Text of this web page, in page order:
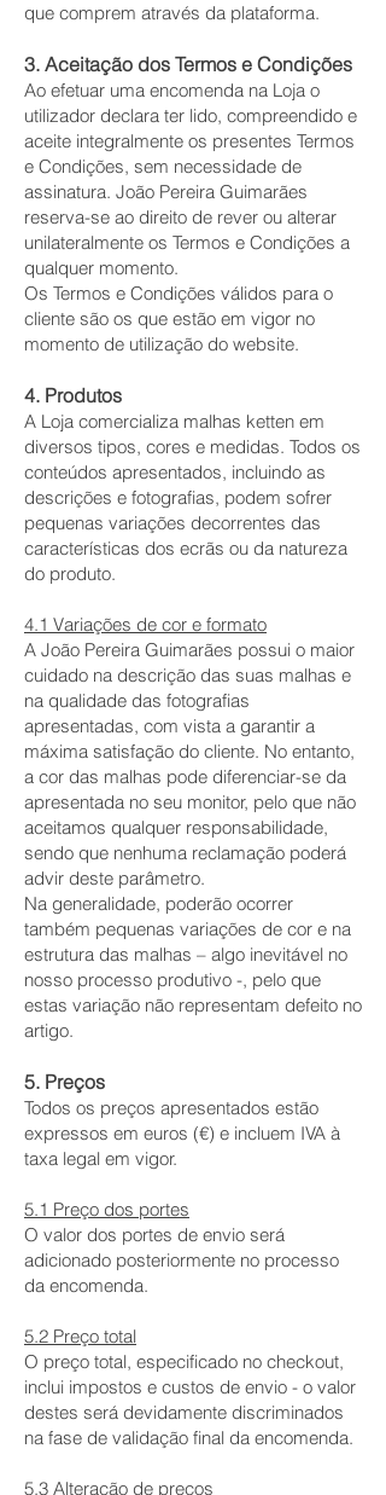
que comprem através da plataforma.
3. Aceitação dos Termos e Condições
Ao efetuar uma encomenda na Loja o
utilizador declara ter lido, compreendido e
aceite integralmente os presentes Termos
e Condições, sem necessidade de
assinatura. João Pereira Guimarães
reserva-se ao direito de rever ou alterar
unilateralmente os Termos e Condições a
qualquer momento.
Os Termos e Condições válidos para o
cliente são os que estão em vigor no
momento de utilização do website.
4. Produtos
A Loja comercializa malhas ketten em
diversos tipos, cores e medidas. Todos os
conteúdos apresentados, incluindo as
descrições e fotografias, podem sofrer
pequenas variações decorrentes das
características dos ecrãs ou da natureza
do produto.
4.1 Variações de cor e formato
A João Pereira Guimarães possui o maior
cuidado na descrição das suas malhas e
na qualidade das fotografias
apresentadas, com vista a garantir a
máxima satisfação do cliente. No entanto,
a cor das malhas pode diferenciar-se da
apresentada no seu monitor, pelo que não
aceitamos qualquer responsabilidade,
sendo que nenhuma reclamação poderá
advir deste parâmetro.
Na generalidade, poderão ocorrer
também pequenas variações de cor e na
estrutura das malhas – algo inevitável no
nosso processo produtivo -, pelo que
estas variação não representam defeito no
artigo.
5. Preços
Todos os preços apresentados estão
expressos em euros (€) e incluem IVA à
taxa legal em vigor.
5.1 Preço dos portes
O valor dos portes de envio será
adicionado posteriormente no processo
da encomenda.
5.2 Preço total
O preço total, especificado no checkout,
inclui impostos e custos de envio - o valor
destes será devidamente discriminados
na fase de validação final da encomenda.
5.3 Alteração de preços